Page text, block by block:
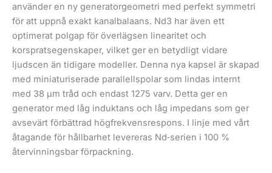
använder en ny generatorgeometri med perfekt symmetri
för att uppnå exakt kanalbalaans. Nd3 har även ett
optimerat polgap för överlägsen linearitet och
korspratsegenskaper, vilket ger en betydligt vidare
ljudscen än tidigare modeller. Denna nya kapsel är skapad
med miniaturiserade parallellspolar som lindas internt
med 38 µm tråd och endast 1275 varv. Detta ger en
generator med låg induktans och låg impedans som ger
avsevärt förbättrad högfrekvensrespons. I linje med vårt
åtagande för hållbarhet levereras Nd‑serien i 100 %
återvinningsbar förpackning.